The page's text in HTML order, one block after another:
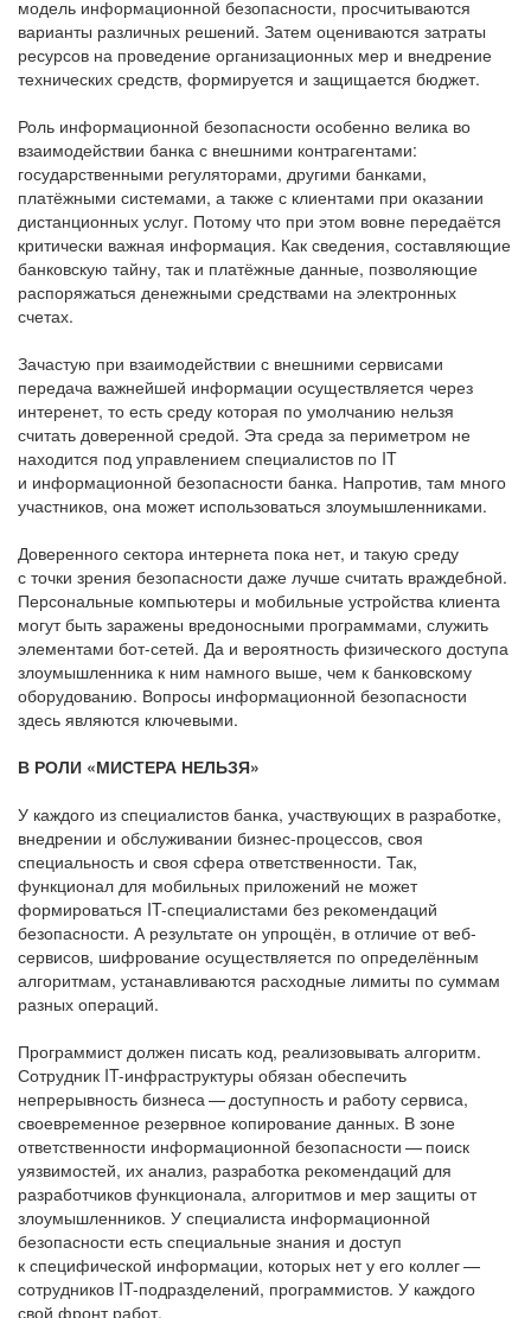
модель информационной безопасности, просчитываются
варианты различных решений. Затем оцениваются затраты
ресурсов на проведение организационных мер и внедрение
технических средств, формируется и защищается бюджет.
Роль информационной безопасности особенно велика во
взаимодействии банка с внешними контрагентами:
государственными регуляторами, другими банками,
платёжными системами, а также с клиентами при оказании
дистанционных услуг. Потому что при этом вовне передаётся
критически важная информация. Как сведения, составляющие
банковскую тайну, так и платёжные данные, позволяющие
распоряжаться денежными средствами на электронных
счетах.
Зачастую при взаимодействии с внешними сервисами
передача важнейшей информации осуществляется через
интеренет, то есть среду которая по умолчанию нельзя
считать доверенной средой. Эта среда за периметром не
находится под управлением специалистов по IT
и информационной безопасности банка. Напротив, там много
участников, она может использоваться злоумышленниками.
Доверенного сектора интернета пока нет, и такую среду
с точки зрения безопасности даже лучше считать враждебной.
Персональные компьютеры и мобильные устройства клиента
могут быть заражены вредоносными программами, служить
элементами бот-сетей. Да и вероятность физического доступа
злоумышленника к ним намного выше, чем к банковскому
оборудованию. Вопросы информационной безопасности
здесь являются ключевыми.
В РОЛИ «МИСТЕРА НЕЛЬЗЯ»
У каждого из специалистов банка, участвующих в разработке,
внедрении и обслуживании бизнес-процессов, своя
специальность и своя сфера ответственности. Так,
функционал для мобильных приложений не может
формироваться IT-специалистами без рекомендаций
безопасности. А результате он упрощён, в отличие от веб-
сервисов, шифрование осуществляется по определённым
алгоритмам, устанавливаются расходные лимиты по суммам
разных операций.
Программист должен писать код, реализовывать алгоритм.
Сотрудник IT-инфраструктуры обязан обеспечить
непрерывность бизнеса — доступность и работу сервиса,
своевременное резервное копирование данных. В зоне
ответственности информационной безопасности — поиск
уязвимостей, их анализ, разработка рекомендаций для
разработчиков функционала, алгоритмов и мер защиты от
злоумышленников. У специалиста информационной
безопасности есть специальные знания и доступ
к специфической информации, которых нет у его коллег —
сотрудников IT-подразделений, программистов. У каждого
свой фронт работ.